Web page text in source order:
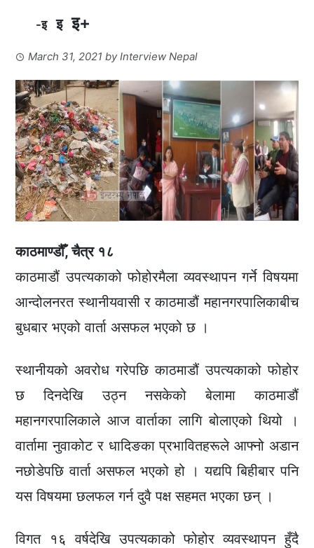
-इ इ इ+
March 31, 2021 byInterview Nepal
काठमाण्डौँ, चैत्र १८
काठमाडौं उपत्यकाको फोहोरमैला व्यवस्थापन गर्ने विषयमा
आन्दोलनरत स्थानीयवासी र काठमाडौं महानगरपालिकाबीच
बुधबार भएको वार्ता असफल भएको छ ।
स्थानीयको अवरोध गरेपछि काठमाडौं उपत्यकाको फोहोर
छ दिनदेखि उठ्न नसकेको बेलामा काठमाडौं
महानगरपालिकाले आज वार्ताका लागि बोलाएको थियो ।
वार्तामा नुवाकोट र धादिङका प्रभावितहरूले आफ्नो अडान
नछोडेपछि वार्ता असफल भएको हो । यद्यपि बिहीबार पनि
यस विषयमा छलफल गर्न दुवै पक्ष सहमत भएका छन् ।
विगत १६ वर्षदेखि उपत्यकाको फोहोर व्यवस्थापन हुँदै